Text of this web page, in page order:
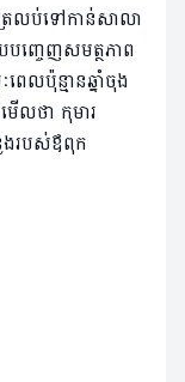
រលប់ទៅកាន់សាលា
ញ្ចេញសមត្ថភាព
េលប៉ុន្មានឆ្នាំចុង
លថា កុមារ
ងរបស់ឪពុក